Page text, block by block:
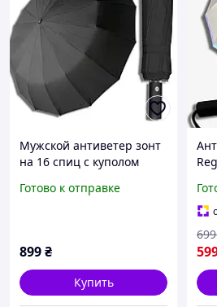
Мужской антиветер зонт
на 16 спиц с куполом
качественный прочный
Готово к отправке
899₴
Купить
699